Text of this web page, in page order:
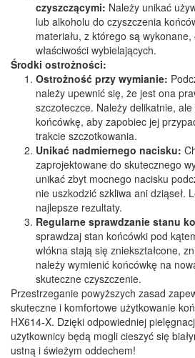
czyszczącymi: Należy unikać
lub alkoholu do czyszczenia
materiału, z którego są
właściwości wybielających.
Środki ostrożności:
Ostrożność przy wymianie:
należy upewnić się, że jest ona
szczoteczce. Należy delikatnie, ale
końcówkę, aby zapobiec jej
trakcie szczotkowania.
Unikać nadmiernego nacisku:
zaprojektowane do skutecznego
unikać zbyt mocnego nacisku
nie uszkodzić szkliwa ani dziąseł.
najlepsze rezultaty.
Regularne sprawdzanie stanu
sprawdzaj stan końcówki pod
włókna stają się zniekształcone,
należy wymienić końcówkę na
skuteczne czyszczenie.
Przestrzeganie powyższych zasad
skuteczne i komfortowe użytkowanie
HX614-X. Dzięki odpowiedniej
użytkownicy będą mogli cieszyć się
ustną i świeżym oddechem!